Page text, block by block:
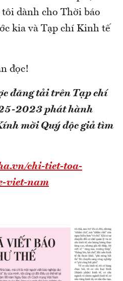
dành cho Thời báo
kia và Tạp chí Kinh tế
đọc!
đăng tải trên Tạp chí
2023 phát hành
mời Quý độc giả tìm
chi-tiet-toa-
viet-nam